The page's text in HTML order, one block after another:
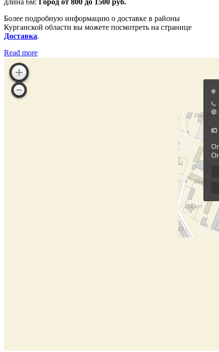
длина 6м: Город от 800 до 1500 руб.
Более подробную информацию о доставке в районы
Курганской области вы можете посмотреть на странице
Доставка.
Read more